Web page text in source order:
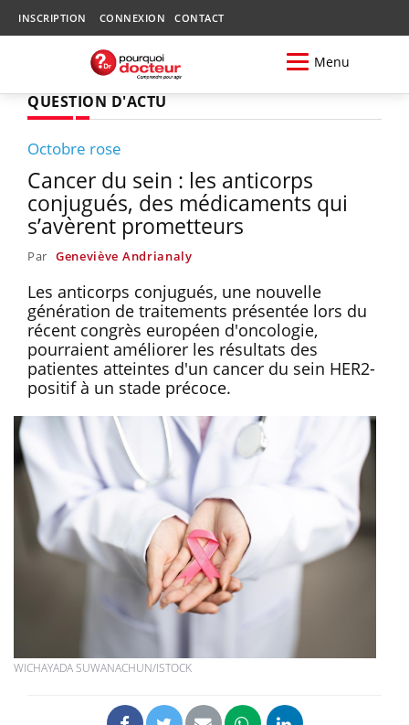
INSCRIPTION CONNEXION CONTACT
Menu
QUESTION D'ACTU
Octobre rose
Cancer du sein : les anticorps
conjugués, des médicaments qui
s’avèrent prometteurs
Par Geneviève Andrianaly
Les anticorps conjugués, une nouvelle
génération de traitements présentée lors du
récent congrès européen d'oncologie,
pourraient améliorer les résultats des
patientes atteintes d'un cancer du sein HER2-
positif à un stade précoce.
WICHAYADA SUWANACHUN/ISTOCK